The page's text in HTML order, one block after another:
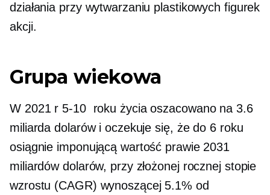
działania przy wytwarzaniu plastikowych figurek
akcji.
Grupa wiekowa
W 2021 r 5-10 roku życia oszacowano na 3.6
miliarda dolarów i oczekuje się, że do 6 roku
osiągnie imponującą wartość prawie 2031
miliardów dolarów, przy złożonej rocznej stopie
wzrostu (CAGR) wynoszącej 5.1% od